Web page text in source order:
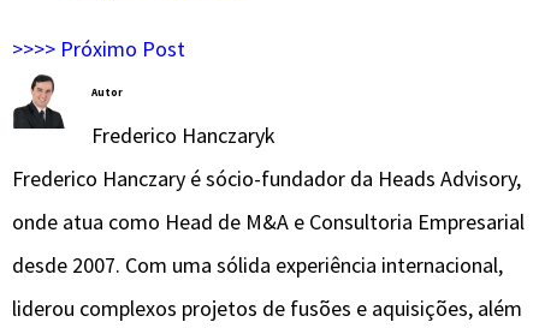
>>>> Próximo Post
Autor
Frederico Hanczaryk
Frederico Hanczary é sócio-fundador da Heads Advisory,
onde atua como Head de M&A e Consultoria Empresarial
desde 2007. Com uma sólida experiência internacional,
liderou complexos projetos de fusões e aquisições, além